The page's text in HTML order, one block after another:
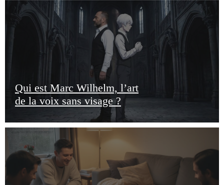
Qui est Marc Wilhelm, l’art
de la voix sans visage ?